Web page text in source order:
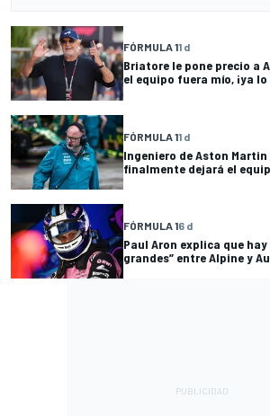
FÓRMULA 11 d
Briatore le pone precio a
el equipo fuera mío, ¡ya
FÓRMULA 11 d
Ingeniero de Aston
finalmente dejará el
FÓRMULA 16 d
Paul Aron explica que
grandes” entre Alpine y